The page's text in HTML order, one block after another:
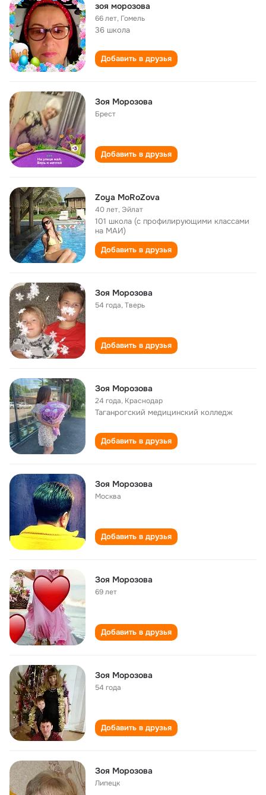
зоя морозова
66 лет, Гомель
36 школа
Добавить в друзья
Зоя Морозова
Брест
Добавить в друзья
Zoya MoRoZova
40 лет, Эйлат
101 школа (с профилирующими классами
на МАИ)
Добавить в друзья
Зоя Морозова
54 года,Тверь
Добавить в друзья
Зоя Морозова
24 года, Краснодар
Таганрогский медицинский колледж
Добавить в друзья
Зоя Морозова
Москва
Добавить в друзья
Зоя Морозова
69 лет
Добавить в друзья
Зоя Морозова
54 года
Добавить в друзья
Зоя Морозова
Липецк